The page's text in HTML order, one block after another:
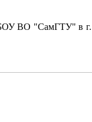
ВО "СамГТУ" в г.